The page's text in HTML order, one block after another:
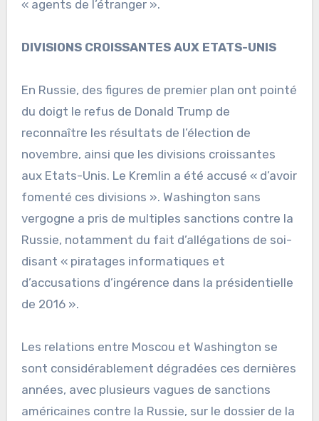
« agents de l’étranger ».
DIVISIONS CROISSANTES AUX ETATS-UNIS
En Russie, des figures de premier plan ont pointé
du doigt le refus de Donald Trump de
reconnaître les résultats de l’élection de
novembre, ainsi que les divisions croissantes
aux Etats-Unis. Le Kremlin a été accusé « d’avoir
fomenté ces divisions ». Washington sans
vergogne a pris de multiples sanctions contre la
Russie, notamment du fait d’allégations de soi-
disant « piratages informatiques et
d’accusations d’ingérence dans la présidentielle
de 2016 ».
Les relations entre Moscou et Washington se
sont considérablement dégradées ces dernières
années, avec plusieurs vagues de sanctions
américaines contre la Russie, sur le dossier de la